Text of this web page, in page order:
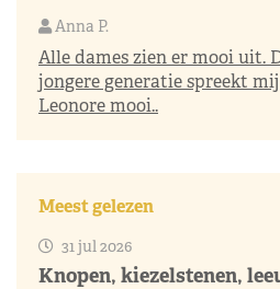
Anna P.
Alle dames zien er mooi uit.
jongere generatie spreekt
Leonore mooi..
Meest gelezen
31 jul 2026
Knopen, kiezelstenen,